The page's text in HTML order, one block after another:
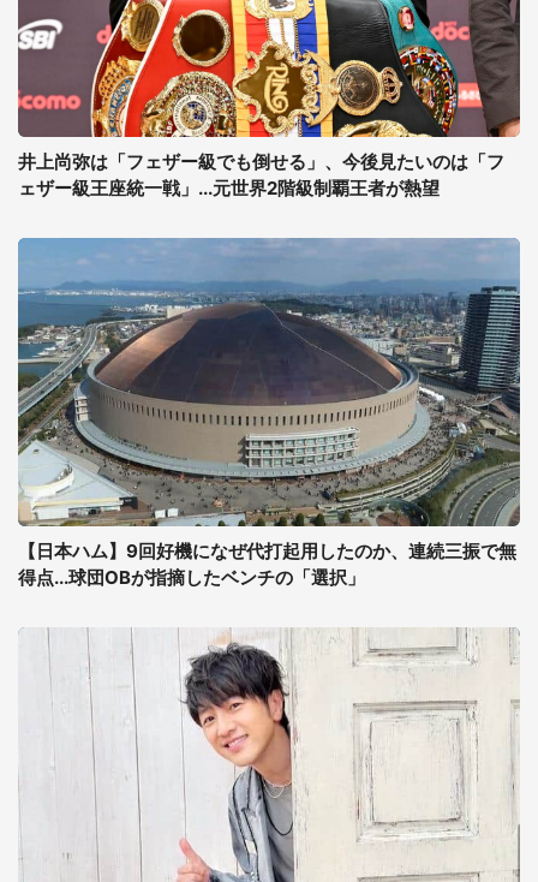
井上尚弥は「フェザー級でも倒せる」、今後見たいのは「フ
ェザー級王座統一戦」...元世界2階級制覇王者が熱望
【日本ハム】9回好機になぜ代打起用したのか、連続三振で無
得点...球団OBが指摘したベンチの「選択」